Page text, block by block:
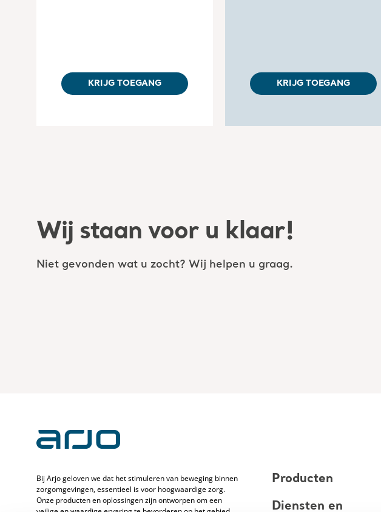
KRIJG TOEGANG KRIJG TOEGANG
Wij staan voor u klaar!
Niet gevonden wat u zocht? Wij helpen u graag.
Bij Arjo geloven we dat het stimuleren van beweging binnen
zorgomgevingen, essentieel is voor hoogwaardige zorg.
Onze producten en oplossingen zijn ontworpen om een
Producten
Diensten en